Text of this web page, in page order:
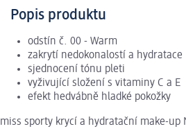
Popis produktu
odstín č. 00 - Warm
zakrytí nedokonalostí a hydratace
sjednocení tónu pleti
vyživující složení s vitaminy C a E
efekt hedvábně hladké pokožky
miss sporty krycí a hydratační make-